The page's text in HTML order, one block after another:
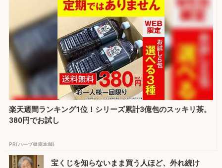
楽天週間ランキング1位！シリーズ累計3億包のスッキリ茶。
380円でお試し
PR(ハーブ健康本舗)
宝くじを知らないまま買う人ほど、外れ続け